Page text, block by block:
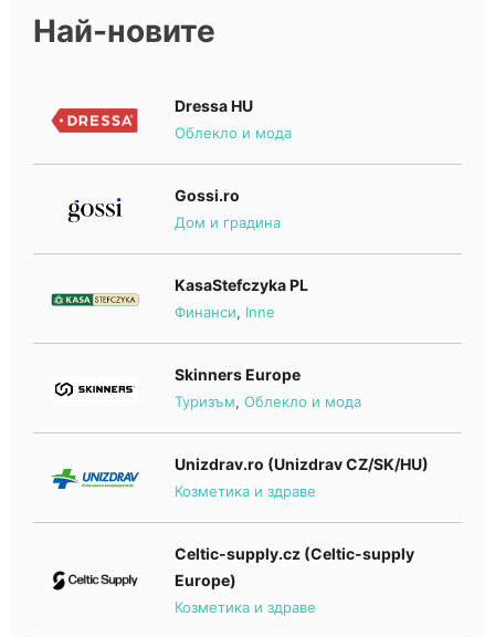
Най-новите
Dressa HU
Облекло и мода
Gossi.ro
Дом и градина
KasaStefczyka PL
Финанси, Inne
Skinners Europe
Туризъм, Облекло и мода
Unizdrav.ro (Unizdrav CZ/SK/HU)
Козметика и здраве
Celtic-supply.cz (Celtic-supply
Europe)
Козметика и здраве